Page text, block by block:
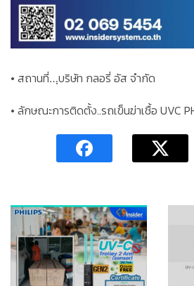
• สถานที่…ฺบริษัท กลอรี่ อัส จำกัด
• ลักษณะการติดตั้ง..รถเข็นฆ่าเชื้อ UVC